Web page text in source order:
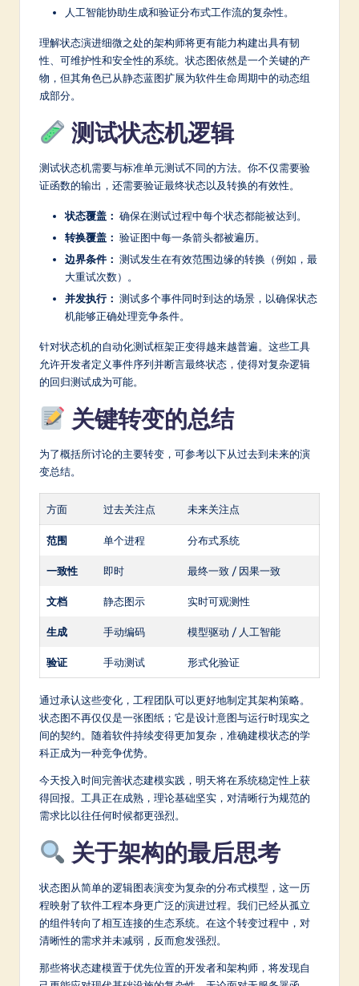
人工智能协助生成和验证分布式工作流的复杂性。
理解状态演进细微之处的架构师将更有能力构建出具有韧
性、可维护性和安全性的系统。状态图依然是一个关键的产
物，但其角色已从静态蓝图扩展为软件生命周期中的动态组
成部分。
测试状态机逻辑
测试状态机需要与标准单元测试不同的方法。你不仅需要验
证函数的输出，还需要验证最终状态以及转换的有效性。
状态覆盖： 确保在测试过程中每个状态都能被达到。
转换覆盖： 验证图中每一条箭头都被遍历。
边界条件： 测试发生在有效范围边缘的转换（例如，最
大重试次数）。
并发执行： 测试多个事件同时到达的场景，以确保状态
机能够正确处理竞争条件。
针对状态机的自动化测试框架正变得越来越普遍。这些工具
允许开发者定义事件序列并断言最终状态，使得对复杂逻辑
的回归测试成为可能。
关键转变的总结
为了概括所讨论的主要转变，可参考以下从过去到未来的演
变总结。
方面 过去关注点 未来关注点
范围 单个进程 分布式系统
一致性 即时 最终一致 / 因果一致
文档 静态图示 实时可观测性
生成 手动编码 模型驱动 / 人工智能
验证 手动测试 形式化验证
通过承认这些变化，工程团队可以更好地制定其架构策略。
状态图不再仅仅是一张图纸；它是设计意图与运行时现实之
间的契约。随着软件持续变得更加复杂，准确建模状态的学
科正成为一种竞争优势。
今天投入时间完善状态建模实践，明天将在系统稳定性上获
得回报。工具正在成熟，理论基础坚实，对清晰行为规范的
需求比以往任何时候都更强烈。
关于架构的最后思考
状态图从简单的逻辑图表演变为复杂的分布式模型，这一历
程映射了软件工程本身更广泛的演进过程。我们已经从孤立
的组件转向了相互连接的生态系统。在这个转变过程中，对
清晰性的需求并未减弱，反而愈发强烈。
那些将状态建模置于优先位置的开发者和架构师，将发现自